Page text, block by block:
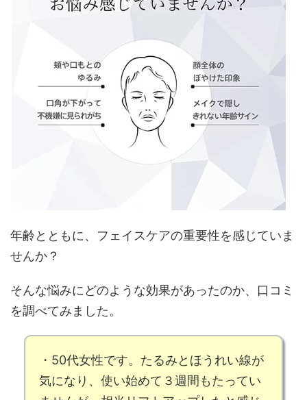
年齢とともに、フェイスケアの重要性を感じていま
せんか？
そんな悩みにどのような効果があったのか、口コミ
を調べてみました。
・50代女性です。 たるみと ほうれい線が
気になり、使い始めて３週間もたってい